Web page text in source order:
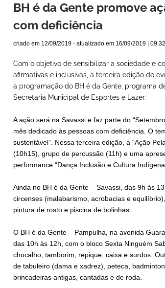
BH é da Gente promove
com deficiência
criado em 12/09/2019 - atualizado em 16/09/2019 | 09:32
Com o objetivo de sensibilizar a sociedade e
afirmativas e inclusivas, a terceira edição do
a programação do BH é da Gente, programa
Secretaria Municipal de Esportes e Lazer.
A ação será na Savassi e faz parte do
mês dedicado às pessoas com deficiência. O
sustentável”. Nessa terceira edição, a “Ação
(10h15), grupo de percussão (11h) e uma
performance “Dança Inclusão e Cultura
Ainda no BH é da Gente – Savassi, das 9h às
circenses (malabarismo, acrobacias e
pintura de rosto e piscina de bolinhas.
O BH é da Gente – Pampulha, na avenida
das 10h às 12h, com o bloco Sexta Ninguém
chocalho, tamborim, repique, caixa e surdos.
de tabuleiro (dama e xadrez), peteca,
brincadeiras antigas, cantadas e de roda.